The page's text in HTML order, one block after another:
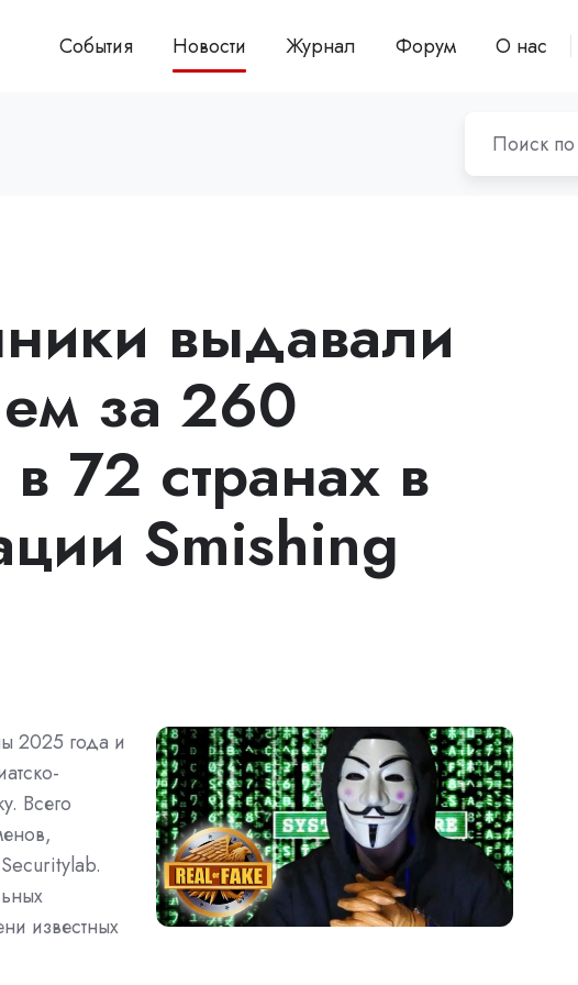
События Новости Журнал Форум О нас
выдавали
за 260
72 странах в
Smishing
2025 года и
Всего
известных